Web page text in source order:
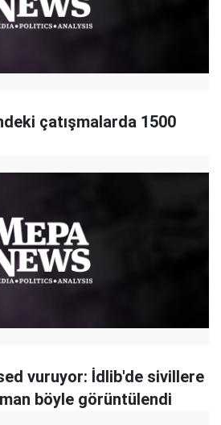
çatışmalarda 1500
vuruyor: İdlib'de sivillere
böyle görüntülendi